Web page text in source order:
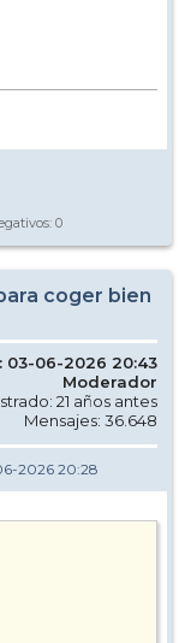
0
coger bien
03-06-2026 20:43
Moderador
21 años antes
Mensajes: 36.648
2026 20:28